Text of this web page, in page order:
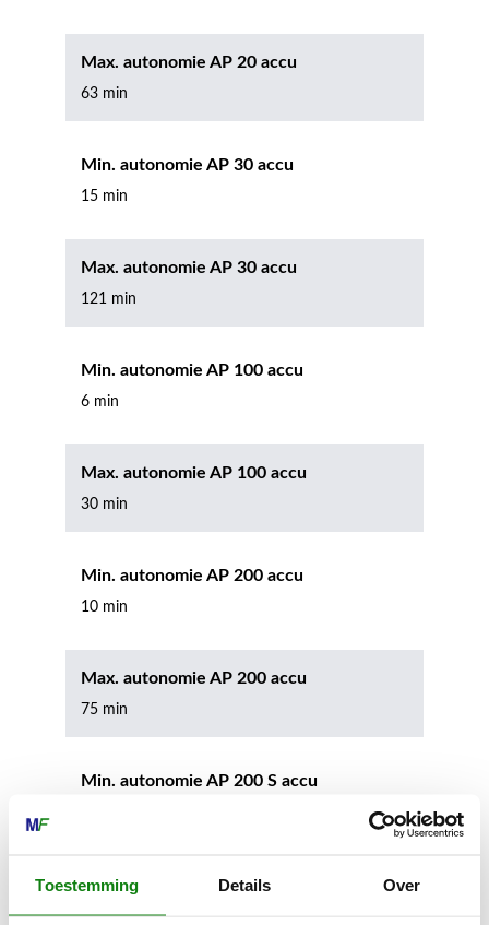
Toestemming Details Over
Max. autonomie AP 20 accu
63 min
Min. autonomie AP 30 accu
15 min
Max. autonomie AP 30 accu
121 min
Min. autonomie AP 100 accu
6 min
Max. autonomie AP 100 accu
30 min
Min. autonomie AP 200 accu
10 min
Max. autonomie AP 200 accu
75 min
Min. autonomie AP 200 S accu
Max. autonomie AP 200 S accu
75 min